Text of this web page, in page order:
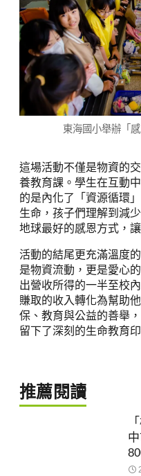
東海國小舉辦「
這場活動不僅是物資的
養教育課。學生在互動
的是內化了「資源循環
生命，孩子們理解到減
地球最好的感恩方式，
活動的結尾更充滿溫度
是物資流動，更是愛心
出營收所得的一半至校
賺取的收入轉化為幫助
保、教育與公益的善舉
留下了深刻的生命教育印
推薦閱讀